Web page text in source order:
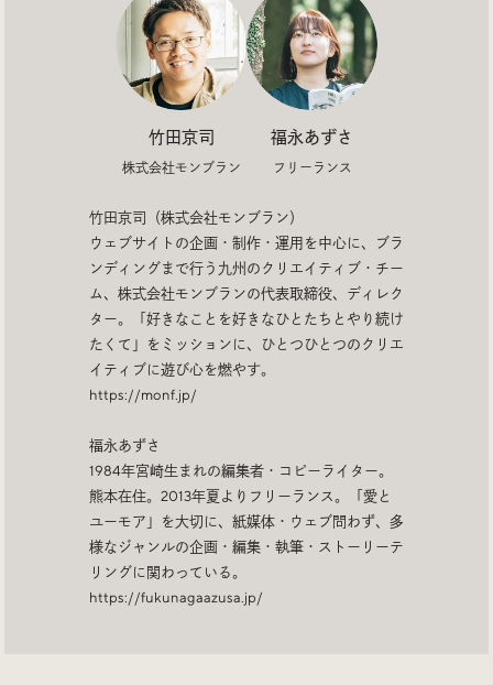
NewsContact
Trend Tags
#Webサイト #サイトレビュー
#デジタルデザイン #コミュニティ
#シェアオフィス #グローバル
竹田京司
株式会社モンブラン
福永あずさ
フリーランス
竹田京司（株式会社モンブラン）
ウェブサイトの企画・制作・運用を中心に、ブラ
ンディングまで行う九州のクリエイティブ・チー
ム、株式会社モンブランの代表取締役、ディレク
ター。「好きなことを好きなひとたちとやり続け
たくて」をミッションに、ひとつひとつのクリエ
イティブに遊び心を燃やす。
https://monf.jp/
福永あずさ
1984年宮崎生まれの編集者・コピーライター。
熊本在住。2013年夏よりフリーランス。「愛と
ユーモア」を大切に、紙媒体・ウェブ問わず、多
様なジャンルの企画・編集・執筆・ストーリーテ
リングに関わっている。
https://fukunagaazusa.jp/